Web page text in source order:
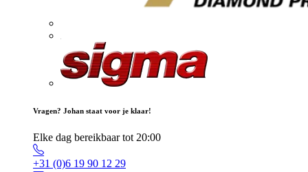
Vragen? Johan staat voor je klaar!
Elke dag bereikbaar tot 20:00
+31 (0)6 19 90 12 29